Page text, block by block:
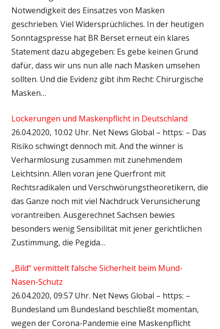
Notwendigkeit des Einsatzes von Masken
geschrieben. Viel Widersprüchliches. In der heutigen
Sonntagspresse hat BR Berset erneut ein klares
Statement dazu abgegeben: Es gebe keinen Grund
dafür, dass wir uns nun alle nach Masken umsehen
sollten. Und die Evidenz gibt ihm Recht: Chirurgische
Masken…
Lockerungen und Maskenpflicht in Deutschland
26.04.2020, 10:02 Uhr. Net News Global – https: – Das
Risiko schwingt dennoch mit. And the winner is
Verharmlosung zusammen mit zunehmendem
Leichtsinn. Allen voran jene Querfront mit
Rechtsradikalen und Verschwörungstheoretikern, die
das Ganze noch mit viel Nachdruck Verunsicherung
vorantreiben. Ausgerechnet Sachsen bewies
besonders wenig Sensibilität mit jener gerichtlichen
Zustimmung, die Pegida…
„Bild“ vermittelt falsche Sicherheit beim Mund-
Nasen-Schutz
26.04.2020, 09:57 Uhr. Net News Global – https: –
Bundesland um Bundesland beschließt momentan,
wegen der Corona-Pandemie eine Maskenpflicht